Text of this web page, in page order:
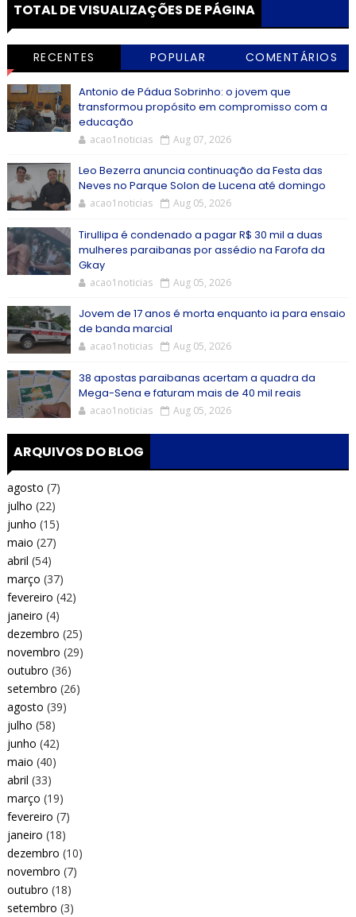
TOTAL DE VISUALIZAÇÕES DE PÁGINA
RECENTES POPULAR COMENTÁRIOS
Antonio de Pádua Sobrinho: o jovem que
transformou propósito em compromisso com a
educação
acao1noticias Aug 07, 2026
Leo Bezerra anuncia continuação da Festa das
Neves no Parque Solon de Lucena até domingo
acao1noticias Aug 05, 2026
Tirullipa é condenado a pagar R$ 30 mil a duas
mulheres paraibanas por assédio na Farofa da
Gkay
acao1noticias Aug 05, 2026
Jovem de 17 anos é morta enquanto ia para ensaio
de banda marcial
acao1noticias Aug 05, 2026
38 apostas paraibanas acertam a quadra da
Mega-Sena e faturam mais de 40 mil reais
acao1noticias Aug 05, 2026
ARQUIVOS DO BLOG
agosto (7)
julho (22)
junho (15)
maio (27)
abril (54)
março (37)
fevereiro (42)
janeiro (4)
dezembro (25)
novembro (29)
outubro (36)
setembro (26)
agosto (39)
julho (58)
junho (42)
maio (40)
abril (33)
março (19)
fevereiro (7)
janeiro (18)
dezembro (10)
novembro (7)
outubro (18)
setembro (3)